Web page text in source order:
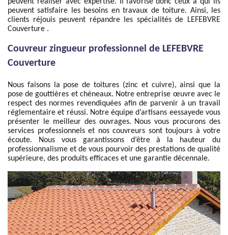
peuvent satisfaire les besoins en travaux de toiture. Ainsi, les
clients réjouis peuvent répandre les spécialités de LEFEBVRE
Couverture .
Couvreur zingueur professionnel de LEFEBVRE
Couverture
Nous faisons la pose de toitures (zinc et cuivre), ainsi que la
pose de gouttières et chéneaux. Notre entreprise œuvre avec le
respect des normes revendiquées afin de parvenir à un travail
réglementaire et réussi. Notre équipe d’artisans eessayede vous
présenter le meilleur des ouvrages. Nous vous procurons des
services professionnels et nos couvreurs sont toujours à votre
écoute. Nous vous garantissons d’être à la hauteur du
professionnalisme et de vous pourvoir des prestations de qualité
supérieure, des produits efficaces et une garantie décennale.